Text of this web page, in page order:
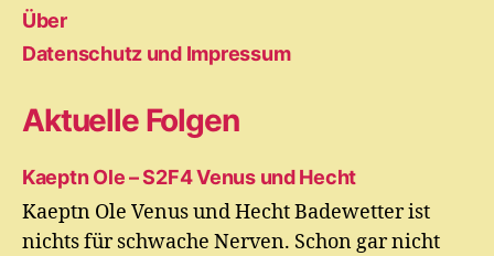
Über
Datenschutz und Impressum
Aktuelle Folgen
Kaeptn Ole – S2F4 Venus und Hecht
Kaeptn Ole Venus und Hecht Badewetter ist
nichts für schwache Nerven. Schon gar nicht